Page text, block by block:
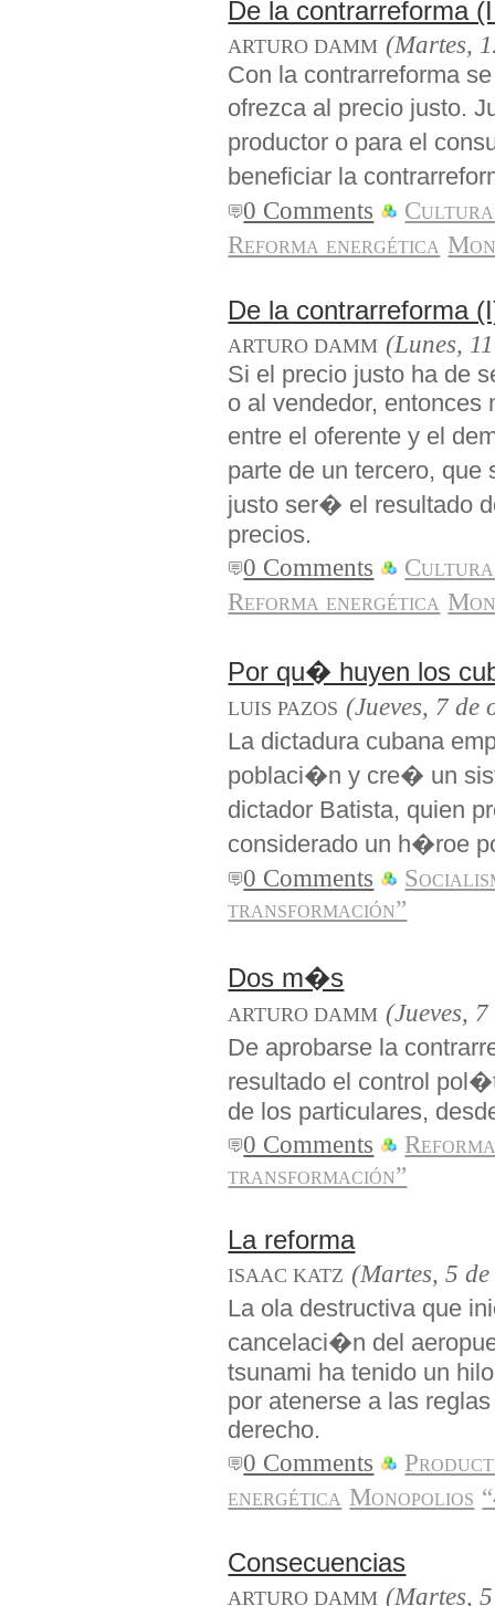
De la contrarreforma
ARTURO DAMM (Martes,
Con la contrarreforma
ofrezca al precio justo.
productor o para el
beneficiar la
0 Comments
Cultura
Reforma energética
De la contrarreforma
ARTURO DAMM (Lunes,
Si el precio justo ha de
o al vendedor, entonces
entre el oferente y el
parte de un tercero,
justo ser� el resultado
precios.
0 Comments
Cultura
Reforma energética
Por qu� huyen los
LUIS PAZOS (Jueves, 7 de
La dictadura cubana
poblaci�n y cre� un
dictador Batista, quien
considerado un h�roe
0 Comments
transformación”
Dos m�s
ARTURO DAMM (Jueves,
De aprobarse la
resultado el control
de los particulares,
0 Comments
transformación”
La reforma
ISAAC KATZ (Martes, 5
La ola destructiva que
cancelaci�n del
tsunami ha tenido un
por atenerse a las
derecho.
0 Comments
energética Monopolios
Consecuencias
ARTURO DAMM (Martes,